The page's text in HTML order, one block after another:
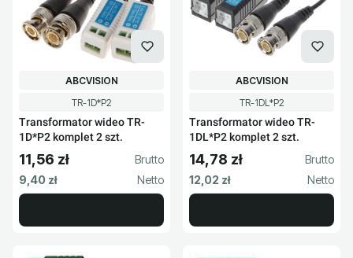
Kod produktu
TR-1D*P2
Transformator wideo TR-
1D*P2 komplet 2 szt.
PRODUCENT
ABCVISION
Cena brutto
11,56 zł
Cena netto
9,40 zł
Kod produktu
TR-1DL*P2
Transformator wideo TR-
1DL*P2 komplet 2 szt.
PRODUCENT
ABCVISION
Cena brutto
14,78 zł
Cena netto
12,02 zł